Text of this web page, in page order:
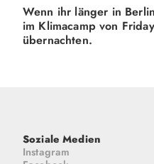
Wenn ihr länger in
im Klimacamp von
übernachten.
Soziale Medien
Instagram